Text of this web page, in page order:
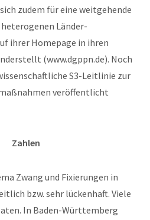
zudem für eine weitgehende
Länder-
ihrer Homepage in ihren
(www.dgppn.de). Noch
S3-Leitlinie zur
veröffentlicht
Zwang und Fixierungen in
bzw. sehr lückenhaft. Viele
In Baden-Württemberg